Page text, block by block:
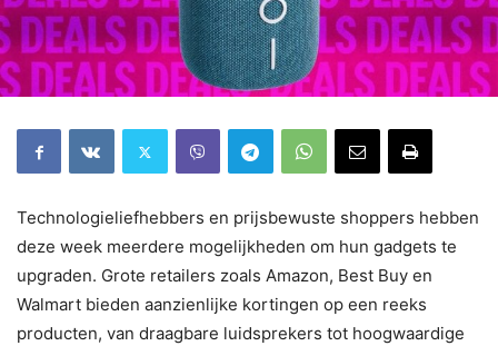
Technologieliefhebbers en prijsbewuste shoppers hebben
deze week meerdere mogelijkheden om hun gadgets te
upgraden. Grote retailers zoals Amazon, Best Buy en
Walmart bieden aanzienlijke kortingen op een reeks
producten, van draagbare luidsprekers tot hoogwaardige